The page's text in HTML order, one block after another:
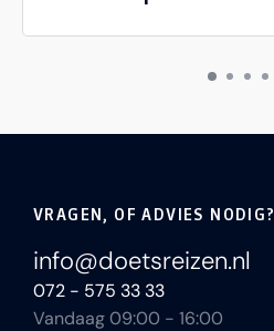
VRAGEN, OF ADVIES NODIG?
info@doetsreizen.nl
072 - 575 33 33
Vandaag 09:00 - 16:00